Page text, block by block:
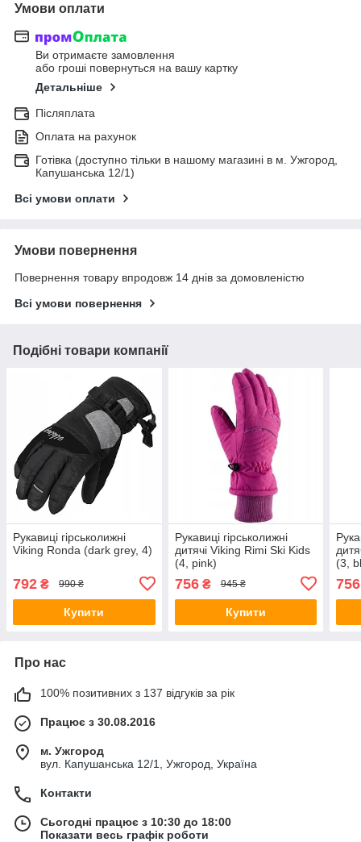
Умови оплати
Ви отримаєте замовлення
або гроші повернуться на вашу картку
Детальніше
Післяплата
Оплата на рахунок
Готівка (доступно тільки в нашому магазині в м. Ужгород,
Капушанська 12/1)
Всі умови оплати
Умови повернення
Повернення товару впродовж 14 днів за домовленістю
Всі умови повернення
Подібні товари компанії
Рукавиці гірськолижні
Viking Ronda (dark grey, 4)
792 ₴ 990 ₴
Купити
Рукавиці гірськолижні
дитячі Viking Rimi Ski Kids
(4, pink)
756₴ 945 ₴
Купити
(3,
756
Про нас
100% позитивних з 137 відгуків за рік
Працює з 30.08.2016
м. Ужгород
вул. Капушанська 12/1, Ужгород, Україна
Контакти
Сьогодні працює з 10:30 до 18:00
Показати весь графік роботи